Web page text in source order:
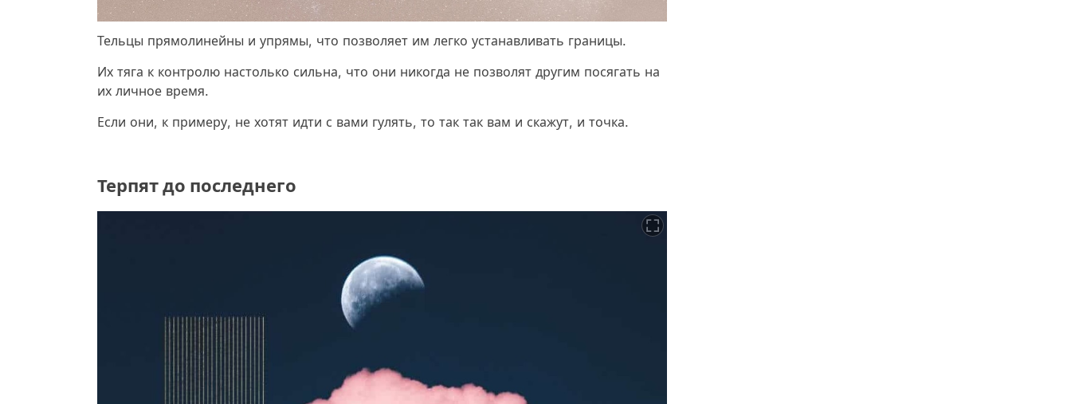
Тельцы прямолинейны и упрямы, что позволяет им легко устанавливать границы.
Их тяга к контролю настолько сильна, что они никогда не позволят другим посягать на
их личное время.
Если они, к примеру, не хотят идти с вами гулять, то так так вам и скажут, и точка.
Терпят до последнего